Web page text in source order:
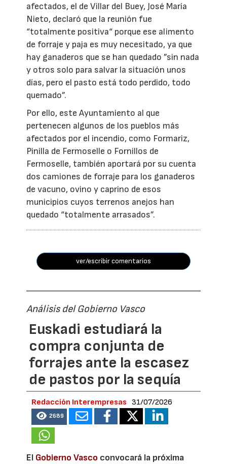
afectados, el de Villar del Buey, José María
Nieto, declaró que la reunión fue
“totalmente positiva“ porque ese alimento
de forraje y paja es muy necesitado, ya que
hay ganaderos que se han quedado ”sin nada
y otros solo para salvar la situación unos
días, pero el pasto está todo perdido, todo
quemado”.
Por ello, este Ayuntamiento al que
pertenecen algunos de los pueblos más
afectados por el incendio, como Formariz,
Pinilla de Fermoselle o Fornillos de
Fermoselle, también aportará por su cuenta
dos camiones de forraje para los ganaderos
de vacuno, ovino y caprino de esos
municipios cuyos terrenos anejos han
quedado “totalmente arrasados”.
ver/escribir comentarios
Análisis del Gobierno Vasco
Euskadi estudiará la
compra conjunta de
forrajes ante la escasez
de pastos por la sequía
Redacción Interempresas 31/07/2026
2689
El Gobierno Vasco convocará la próxima